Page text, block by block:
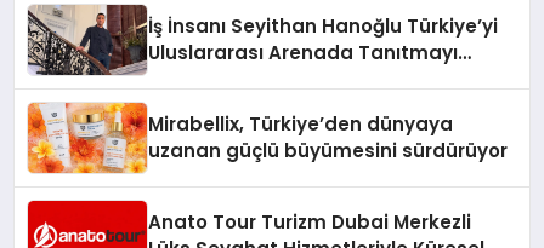
İş İnsanı Seyithan Hanoğlu Türkiye’yi
Uluslararası Arenada Tanıtmayı
Mirabellix, Türkiye’den dünyaya
uzanan güçlü büyümesini sürdürüyor
Anato Tour Turizm Dubai Merkezli